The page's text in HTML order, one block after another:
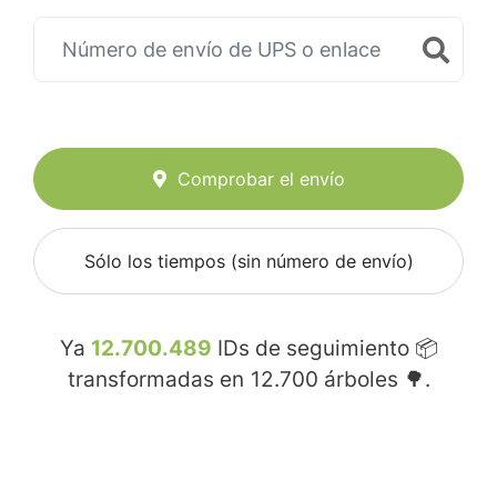
Comprobar el envío
Sólo los tiempos (sin número de envío)
Ya 12.700.489 IDs de seguimiento 📦
transformadas en 12.700 árboles 🌳.